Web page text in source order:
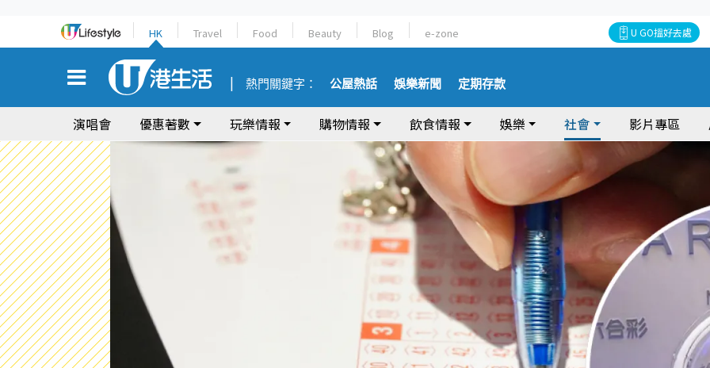
HK Travel Food Beauty Blog e-zone U GO搵好去處
熱門關鍵字： 公屋熱話 娛樂新聞 定期存款
演唱會 優惠著數 玩樂情報 購物情報 飲食情報 娛樂 社會 影片專區